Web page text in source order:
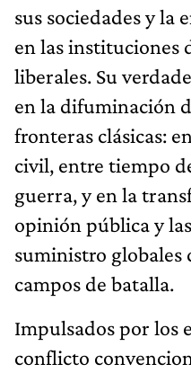
sus sociedades y la
en las instituciones
liberales. Su
en la difuminación
fronteras clásicas:
civil, entre tiempo
guerra, y en la
opinión pública y
suministro globales
campos de batalla.
Impulsados por los
conflicto